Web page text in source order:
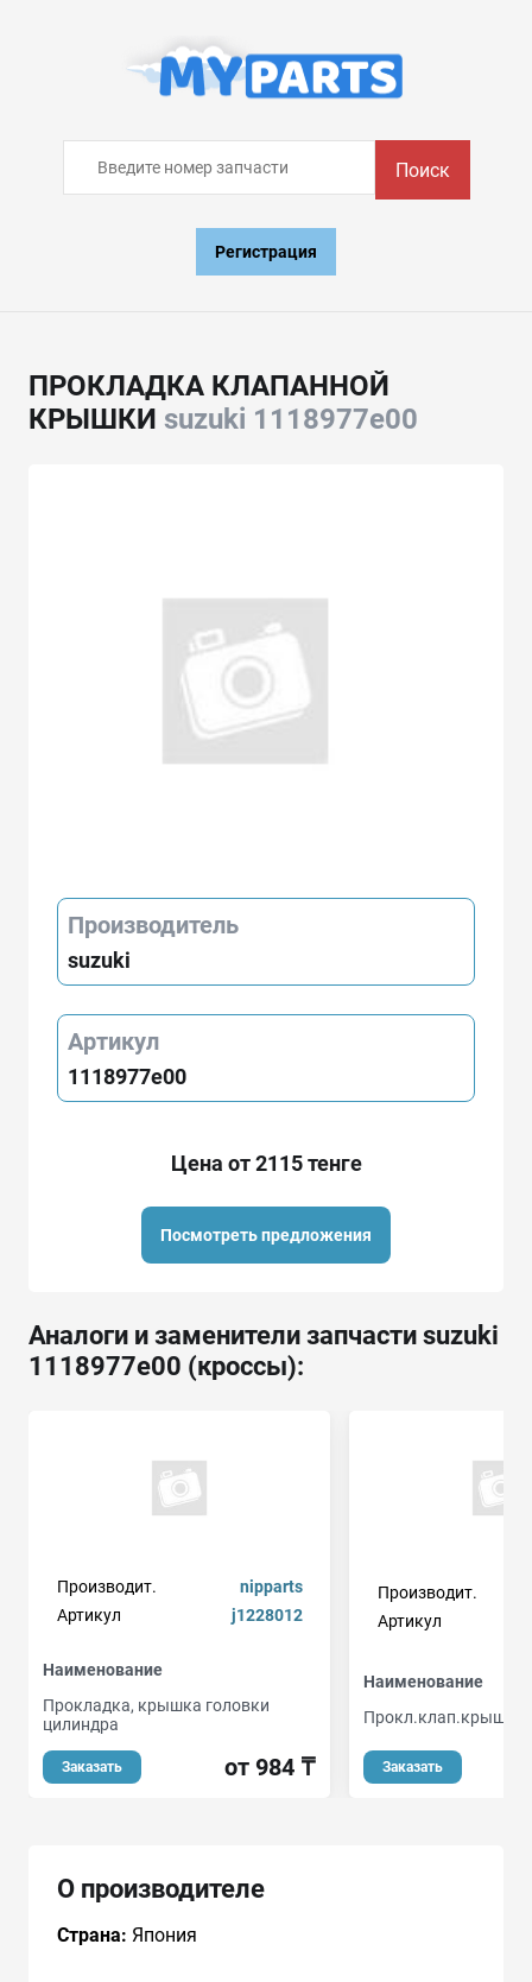
Поиск
Регистрация
ПРОКЛАДКА КЛАПАННОЙ
КРЫШКИ suzuki 1118977e00
Производитель
suzuki
Артикул
1118977e00
Цена от 2115 тенге
Посмотреть предложения
Аналоги и заменители запчасти suzuki
1118977e00 (кроссы):
Производит.
nipparts
Артикул
j1228012
Наименование
Прокладка, крышка головки
цилиндра
Заказать от 984 ₸
Производит.
Артикул
Наименование
Прокл.клап.крышки
Заказать
О производителе
Страна: Япония